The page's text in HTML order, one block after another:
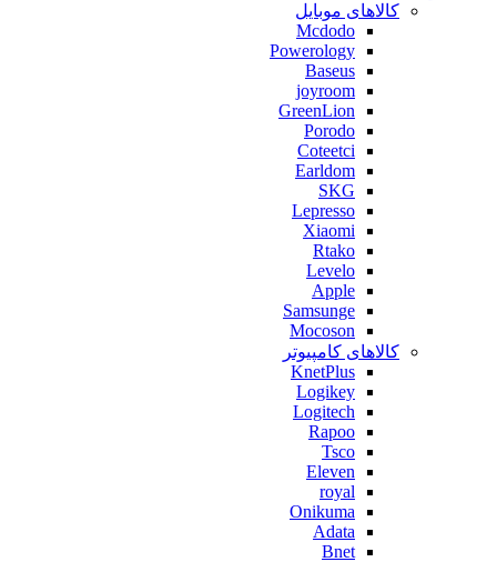
کالاهای موبایل
Mcdodo
Powerology
Baseus
joyroom
GreenLion
Porodo
Coteetci
Earldom
SKG
Lepresso
Xiaomi
Rtako
Levelo
Apple
Samsunge
Mocoson
کالاهای کامپیوتر
KnetPlus
Logikey
Logitech
Rapoo
Tsco
Eleven
royal
Onikuma
Adata
Bnet